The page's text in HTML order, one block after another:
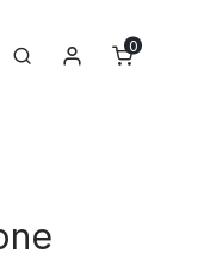
Search Min konto
0